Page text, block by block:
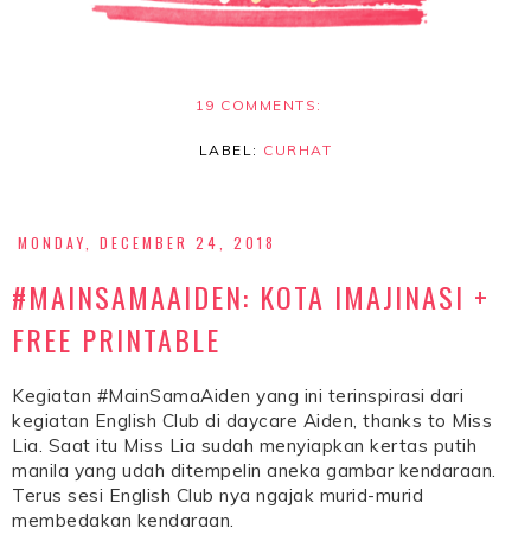
19 COMMENTS:
LABEL: CURHAT
MONDAY, DECEMBER 24, 2018
#MAINSAMAAIDEN: KOTA IMAJINASI +
FREE PRINTABLE
Kegiatan #MainSamaAiden yang ini terinspirasi dari
kegiatan English Club di daycare Aiden, thanks to Miss
Lia. Saat itu Miss Lia sudah menyiapkan kertas putih
manila yang udah ditempelin aneka gambar kendaraan.
Terus sesi English Club nya ngajak murid-murid
membedakan kendaraan.